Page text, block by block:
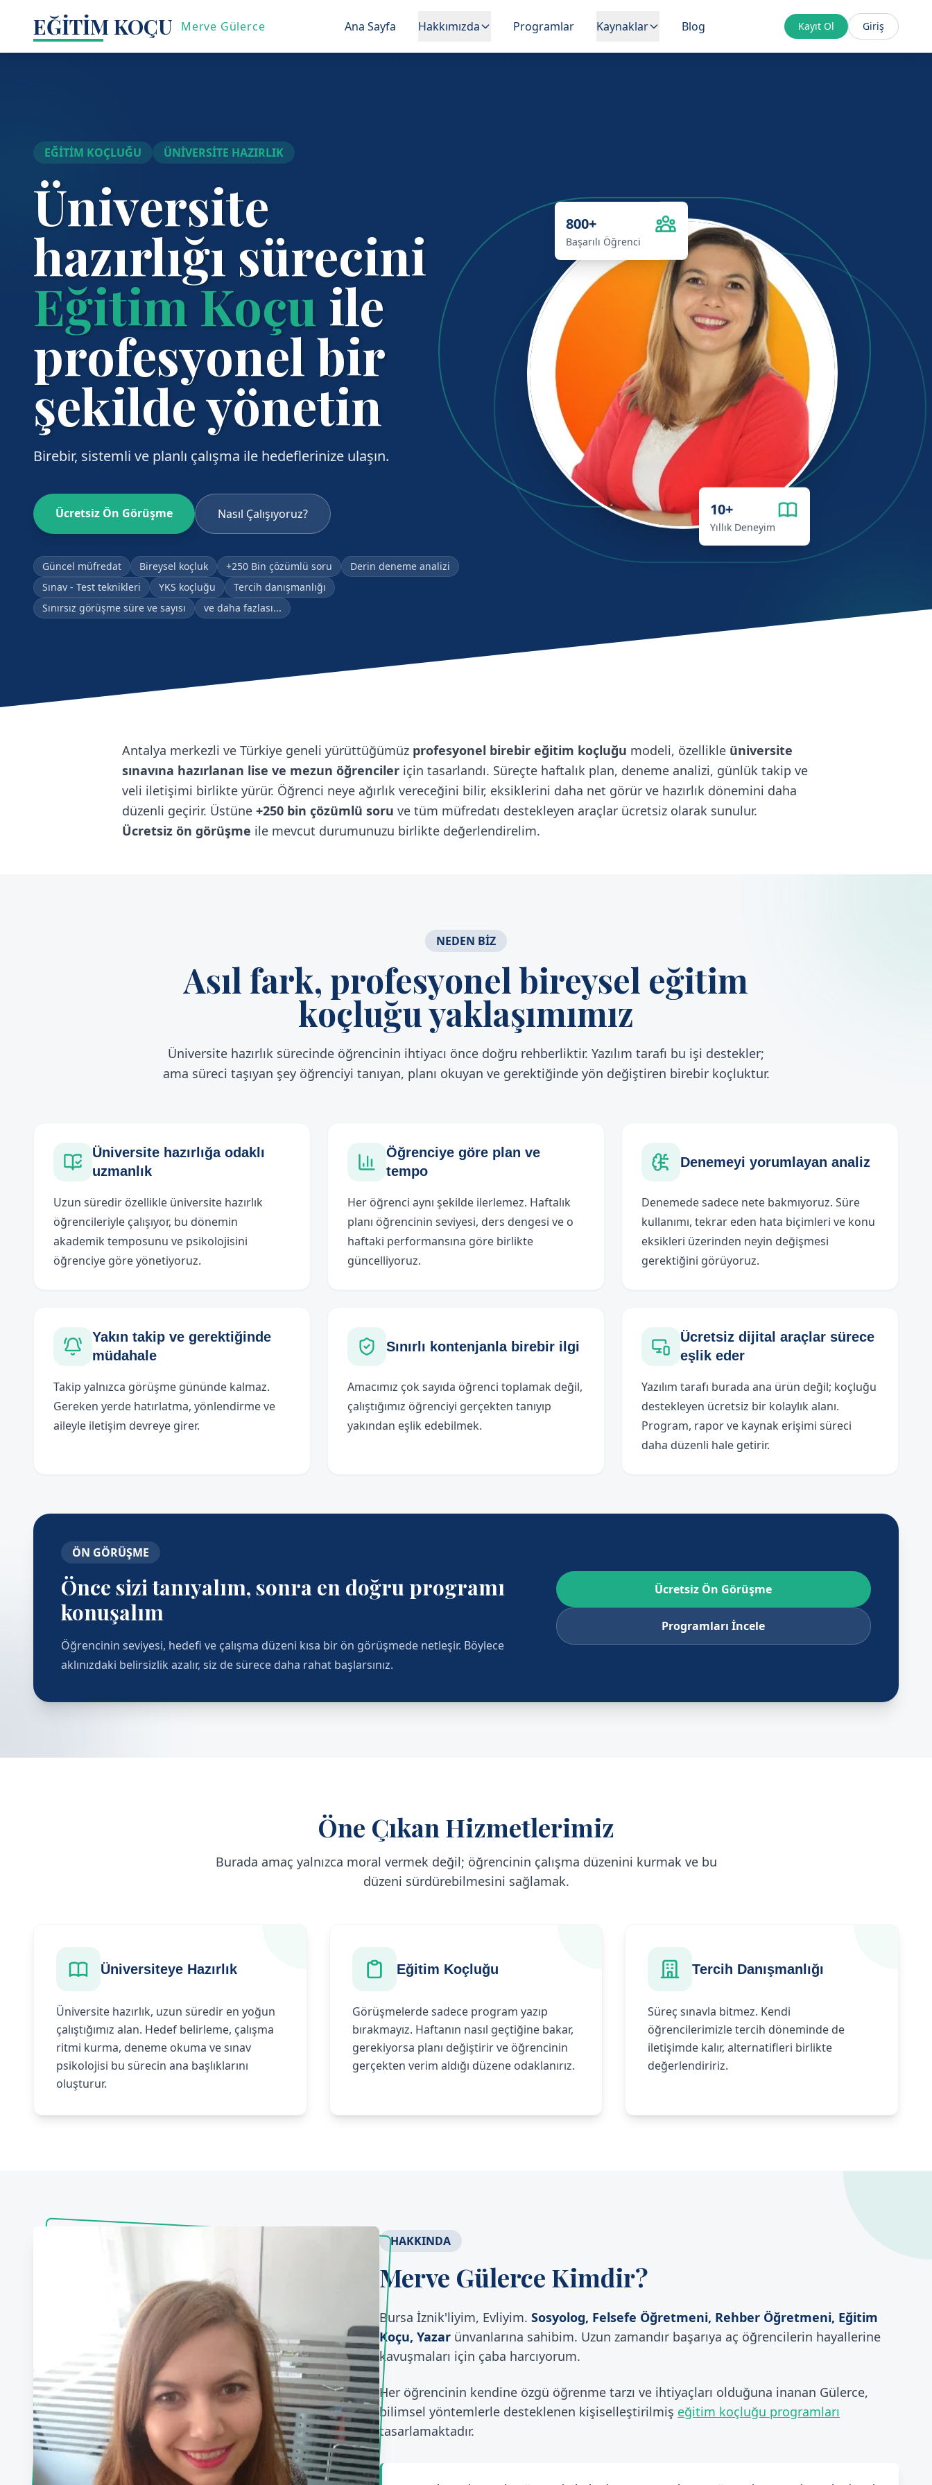
EĞİTİM KOÇU Merve Gülerce Ana Sayfa Hakkımızda Programlar Kaynaklar Blog Kayıt Ol Giriş
EĞİTİM KOÇLUĞU ÜNİVERSİTE HAZIRLIK
Üniversite
hazırlığı sürecini
Eğitim Koçu ile
profesyonel bir
şekilde yönetin
Birebir, sistemli ve planlı çalışma ile hedeflerinize ulaşın.
Ücretsiz Ön Görüşme Nasıl Çalışıyoruz?
Güncel müfredat Bireysel koçluk +250 Bin çözümlü soru
Derin deneme analizi
Sınav - Test teknikleri
YKS koçluğu
Tercih danışmanlığı
Sınırsız görüşme süre ve sayısı
ve daha fazlası...
10+
Yıllık Deneyim
800+
Başarılı Öğrenci
Antalya merkezli ve Türkiye geneli yürüttüğümüz profesyonel birebir eğitim koçluğu modeli, özellikle üniversite
sınavına hazırlanan lise ve mezun öğrenciler için tasarlandı. Süreçte haftalık plan, deneme analizi, günlük takip ve
veli iletişimi birlikte yürür. Öğrenci neye ağırlık vereceğini bilir, eksiklerini daha net görür ve hazırlık dönemini daha
düzenli geçirir. Üstüne +250 bin çözümlü soru ve tüm müfredatı destekleyen araçlar ücretsiz olarak sunulur.
Ücretsiz ön görüşme ile mevcut durumunuzu birlikte değerlendirelim.
NEDEN BİZ
Asıl fark, profesyonel bireysel eğitim
koçluğu yaklaşımımız
Üniversite hazırlık sürecinde öğrencinin ihtiyacı önce doğru rehberliktir. Yazılım tarafı bu işi destekler;
ama süreci taşıyan şey öğrenciyi tanıyan, planı okuyan ve gerektiğinde yön değiştiren birebir koçluktur.
Üniversite hazırlığa odaklı
uzmanlık
Uzun süredir özellikle üniversite hazırlık
öğrencileriyle çalışıyor, bu dönemin
akademik temposunu ve psikolojisini
öğrenciye göre yönetiyoruz.
Öğrenciye göre plan ve
tempo
Her öğrenci aynı şekilde ilerlemez. Haftalık
planı öğrencinin seviyesi, ders dengesi ve o
haftaki performansına göre birlikte
güncelliyoruz.
Denemeyi yorumlayan analiz
Denemede sadece nete bakmıyoruz. Süre
kullanımı, tekrar eden hata biçimleri ve konu
eksikleri üzerinden neyin değişmesi
gerektiğini görüyoruz.
Yakın takip ve gerektiğinde
müdahale
Takip yalnızca görüşme gününde kalmaz.
Gereken yerde hatırlatma, yönlendirme ve
aileyle iletişim devreye girer.
Sınırlı kontenjanla birebir ilgi
Amacımız çok sayıda öğrenci toplamak değil,
çalıştığımız öğrenciyi gerçekten tanıyıp
yakından eşlik edebilmek.
Ücretsiz dijital araçlar sürece
eşlik eder
Yazılım tarafı burada ana ürün değil; koçluğu
destekleyen ücretsiz bir kolaylık alanı.
Program, rapor ve kaynak erişimi süreci
daha düzenli hale getirir.
ÖN GÖRÜŞME
Önce sizi tanıyalım, sonra en doğru programı
konuşalım
Öğrencinin seviyesi, hedefi ve çalışma düzeni kısa bir ön görüşmede netleşir. Böylece
aklınızdaki belirsizlik azalır, siz de sürece daha rahat başlarsınız.
Ücretsiz Ön Görüşme
Programları İncele
Öne Çıkan Hizmetlerimiz
Burada amaç yalnızca moral vermek değil; öğrencinin çalışma düzenini kurmak ve bu
düzeni sürdürebilmesini sağlamak.
Üniversiteye Hazırlık
Üniversite hazırlık, uzun süredir en yoğun
çalıştığımız alan. Hedef belirleme, çalışma
ritmi kurma, deneme okuma ve sınav
psikolojisi bu sürecin ana başlıklarını
oluşturur.
Eğitim Koçluğu
Görüşmelerde sadece program yazıp
bırakmayız. Haftanın nasıl geçtiğine bakar,
gerekiyorsa planı değiştirir ve öğrencinin
gerçekten verim aldığı düzene odaklanırız.
Tercih Danışmanlığı
Süreç sınavla bitmez. Kendi
öğrencilerimizle tercih döneminde de
iletişimde kalır, alternatifleri birlikte
değerlendiririz.
HAKKINDA
Merve Gülerce Kimdir?
Bursa İznik'liyim, Evliyim.Sosyolog, Felsefe Öğretmeni, Rehber Öğretmeni, Eğitim
Koçu, Yazar ünvanlarına sahibim. Uzun zamandır başarıya aç öğrencilerin hayallerine
kavuşmaları için çaba harcıyorum.
Her öğrencinin kendine özgü öğrenme tarzı ve ihtiyaçları olduğuna inanan Gülerce,
bilimsel yöntemlerle desteklenen kişiselleştirilmiş eğitim koçluğu programları
tasarlamaktadır.